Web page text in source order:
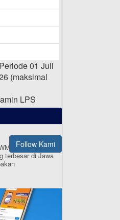
2025
01 Juli
(maksimal
LPS
Milyar Rupiah
Follow Kami
(BPR)
terbesar di Jawa